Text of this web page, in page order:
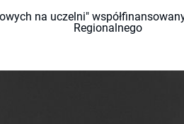
na uczelni"
Regionalnego